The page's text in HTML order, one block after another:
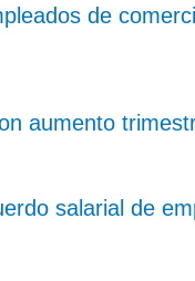
de
aumento
salarial de